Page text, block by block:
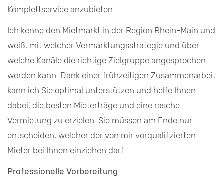
Komplettservice anzubieten.
Ich kenne den Mietmarkt in der Region Rhein-Main und
weiß, mit welcher Vermarktungsstrategie und über
welche Kanäle die richtige Zielgruppe angesprochen
werden kann. Dank einer frühzeitigen Zusammenarbeit
kann ich Sie optimal unterstützen und helfe Ihnen
dabei, die besten Mieterträge und eine rasche
Vermietung zu erzielen. Sie müssen am Ende nur
entscheiden, welcher der von mir vorqualifizierten
Mieter bei Ihnen einziehen darf.
Professionelle Vorbereitung